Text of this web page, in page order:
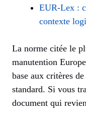
EUR-Lex :
contexte
La norme citée le
manutention
base aux critères
standard. Si vous
document qui